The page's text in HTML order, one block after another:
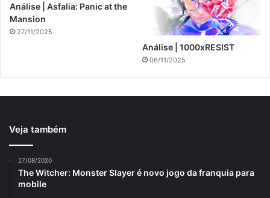
Análise | Asfalia: Panic at the
Mansion
27/11/2025
Análise | 1000xRESIST
06/11/2025
Veja também
27/08/2020
The Witcher: Monster Slayer é novo jogo da franquia para
mobile